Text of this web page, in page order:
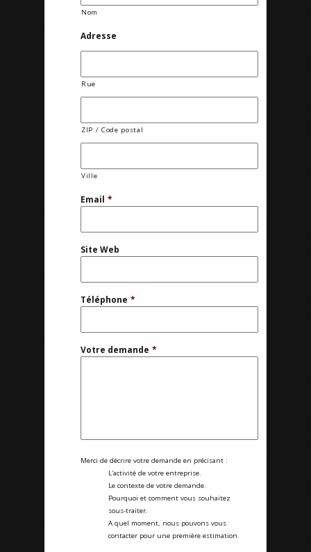
Nom
Adresse
Rue
ZIP / Code postal
Ville
Email *
Site Web
Téléphone *
Votre demande *
Merci de décrire votre demande en précisant :
L'activité de votre entreprise.
Le contexte de votre demande.
Pourquoi et comment vous souhaitez
sous-traiter.
A quel moment, nous pouvons vous
contacter pour une première estimation.